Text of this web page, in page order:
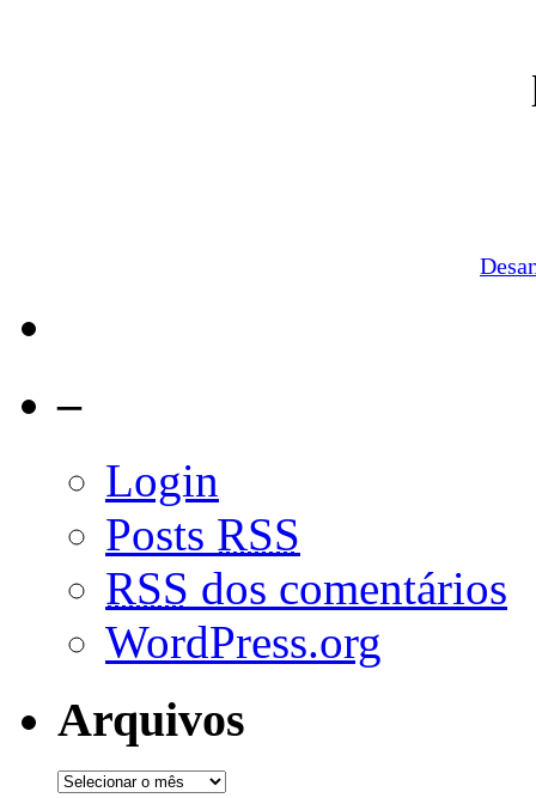
–
Login
Posts RSS
RSS dos comentários
WordPress.org
Arquivos